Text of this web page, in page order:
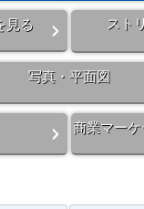
見る スト
写真・平面図
商業マー